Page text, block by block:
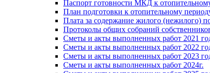
Паспорт готовности МКД к
План подготовки к отопительному
Плата за содержание жилого (нежилого)
Протоколы общих собраний
Сметы и акты выполненных работ 2021
Сметы и акты выполненных работ 2022
Сметы и акты выполненных работ 2023
Сметы и акты выполненных работ 2024г.